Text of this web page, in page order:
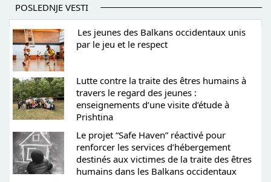
POSLEDNJE VESTI
Les jeunes des Balkans occidentaux unis
par le jeu et le respect
Lutte contre la traite des êtres humains à
travers le regard des jeunes :
enseignements d’une visite d’étude à
Prishtina
Le projet “Safe Haven” réactivé pour
renforcer les services d’hébergement
destinés aux victimes de la traite des êtres
humains dans les Balkans occidentaux